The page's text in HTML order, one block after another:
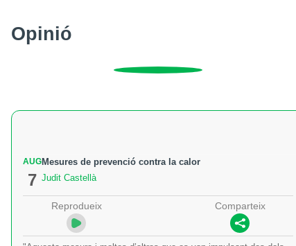
Opinió
AUG
7
Mesures de prevenció contra la calor
Judit Castellà
Reprodueix Comparteix